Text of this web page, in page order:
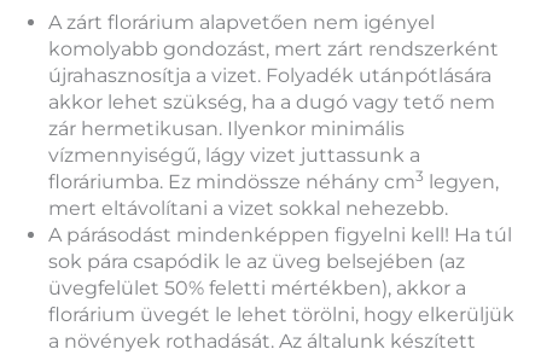
A zárt florárium alapvetően nem igényel
komolyabb gondozást, mert zárt rendszerként
újrahasznosítja a vizet. Folyadék utánpótlására
akkor lehet szükség, ha a dugó vagy tető nem
zár hermetikusan. Ilyenkor minimális
vízmennyiségű, lágy vizet juttassunk a
floráriumba. Ez mindössze néhány cm3 legyen,
mert eltávolítani a vizet sokkal nehezebb.
A párásodást mindenképpen figyelni kell! Ha túl
sok pára csapódik le az üveg belsejében (az
üvegfelület 50% feletti mértékben), akkor a
florárium üvegét le lehet törölni, hogy elkerüljük
a növények rothadását. Az általunk készített